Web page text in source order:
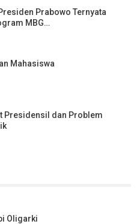
Prabowo Ternyata
MBG…
Mahasiswa
Presidensil dan Problem
Oligarki